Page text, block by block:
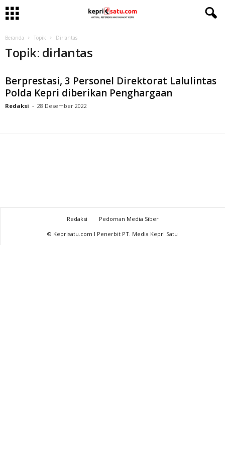
Beranda Topik Dirlantas
Topik: dirlantas
Berprestasi, 3 Personel Direktorat Lalulintas
Polda Kepri diberikan Penghargaan
Redaksi - 28 Desember 2022
Redaksi
Pedoman Media Siber
© Keprisatu.com I Penerbit PT. Media Kepri Satu